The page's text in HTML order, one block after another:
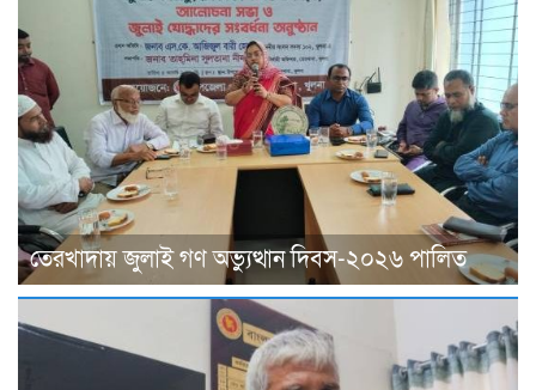
তেরখাদায় জুলাই গণ অভ্যুত্থান দিবস-২০২৬ পালিত